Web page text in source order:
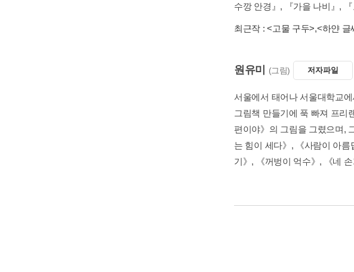
수깡 안경』, 『가을 나비』,
최근작 :<고물 구두>,<하얀 글
원유미 (그림) 저자파일
서울에서 태어나 서울대학교
그림책 만들기에 푹 빠져 프리
편이야》의 그림을 그렸으며,
는 힘이 세다》, 《사람이 아
기》, 《꺼벙이 억수》, 《네